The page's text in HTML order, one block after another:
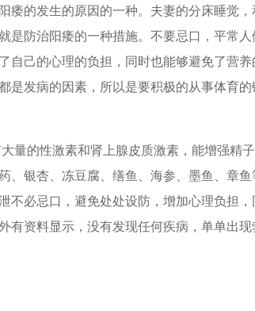
的发生的原因的一种。夫妻的分床睡觉
防治阳痿的一种措施。不要忌口，平常
己的心理的负担，同时也能够避免了营
发病的因素，所以是要积极的从事体育
量的性激素和肾上腺皮质激素，能增强精
银杏、冻豆腐、缮鱼、海参、墨鱼、章
必忌口，避免处处设防，增加心理负担
资料显示，没有发现任何疾病，单单出